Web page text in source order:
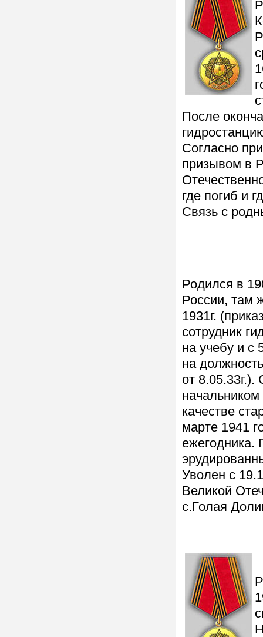
После
Согласно
призывом в
где погиб и
Связь с
Родился в
России, там
1931г.
сотрудник
на учебу и с
на
от 8.05.33г.).
качестве
марте 1941
ежегодника.
Уволен с
Великой
с.Голая